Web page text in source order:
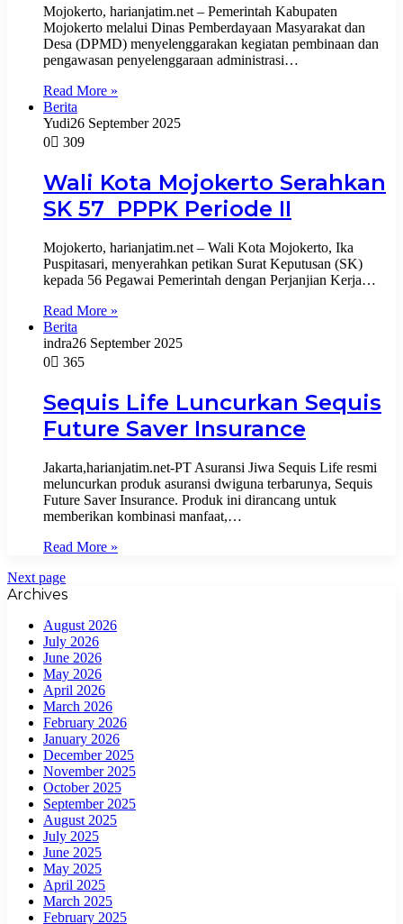
Mojokerto, harianjatim.net – Pemerintah Kabupaten
Mojokerto melalui Dinas Pemberdayaan Masyarakat dan
Desa (DPMD) menyelenggarakan kegiatan pembinaan dan
pengawasan penyelenggaraan administrasi…
Read More »
Berita
Yudi26 September 2025
0
309
Wali Kota Mojokerto Serahkan
SK 57 PPPK Periode II
Mojokerto, harianjatim.net – Wali Kota Mojokerto, Ika
Puspitasari, menyerahkan petikan Surat Keputusan (SK)
kepada 56 Pegawai Pemerintah dengan Perjanjian Kerja…
Read More »
Berita
indra26 September 2025
0
365
Sequis Life Luncurkan Sequis
Future Saver Insurance
Jakarta,harianjatim.net-PT Asuransi Jiwa Sequis Life resmi
meluncurkan produk asuransi dwiguna terbarunya, Sequis
Future Saver Insurance. Produk ini dirancang untuk
memberikan kombinasi manfaat,…
Read More »
Next page
Archives
August 2026
July 2026
June 2026
May 2026
April 2026
March 2026
February 2026
January 2026
December 2025
November 2025
October 2025
September 2025
August 2025
July 2025
June 2025
May 2025
April 2025
March 2025
February 2025